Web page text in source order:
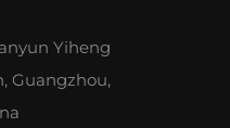
Yiheng
Guangzhou,